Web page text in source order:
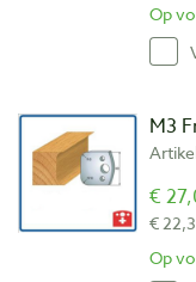
Op
M3
€
€
Op